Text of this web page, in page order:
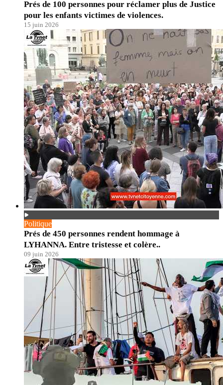
Prés de 100 personnes pour réclamer plus de Justice
pour les enfants victimes de violences.
15 juin 2026
Politique
Prés de 450 personnes rendent hommage à
LYHANNA. Entre tristesse et colère..
09 juin 2026